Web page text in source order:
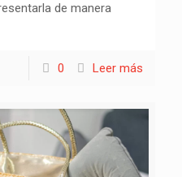
de manera
0 Leer más